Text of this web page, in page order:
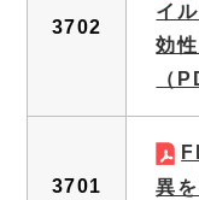
3702
イ
効
（
3701
異